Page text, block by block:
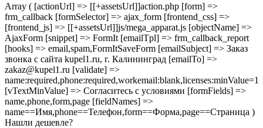
Array ( [actionUrl] => [[+assetsUrl]]action.php [form] =>
frm_callback [formSelector] => ajax_form [frontend_css] =>
[frontend_js] => [[+assetsUrl]]js/mega_apparat.js [objectName] =>
AjaxForm [snippet] => FormIt [emailTpl] => frm_callback_report
[hooks] => email,spam,FormItSaveForm [emailSubject] => Заказ
звонка с сайта kupel1.ru, г. Калининград [emailTo] =>
zakaz@kupel1.ru [validate] =>
name:required,phone:required,workemail:blank,licenses:minValue=1
[vTextMinValue] => Согласитесь с условиями [formFields] =>
name,phone,form,page [fieldNames] =>
name==Имя,phone==Телефон,form==Форма,page==Страница )
Нашли дешевле?